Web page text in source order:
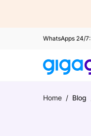
WhatsApps 24/7:
Home / Blog